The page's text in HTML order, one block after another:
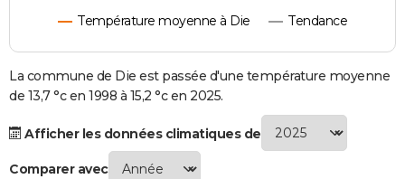
Dictionnaire
Biographies
Citations
Expressions
Proverbes
PROGRAMME TV
S'inscrire
Se connecter
Lycées
Collèges
Primaires
Universités
Entreprises
Service militaire
Avis de recherche
AVIS DE DÉCÈS
FORUM
Bricolage
Lifestyle
Culture
Sport
Auto
Television
Voyage
Cinema
Température moyenne à Die Tendance
La commune de Die est passée d'une température moyenne
de 13,7 °c en 1998 à 15,2 °c en 2025.
Afficher les données climatiques de
Comparer avec